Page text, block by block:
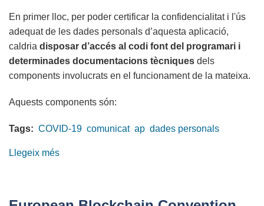
En primer lloc, per poder certificar la confidencialitat i l'ús
adequat de les dades personals d’aquesta aplicació,
caldria disposar d’accés al codi font del programari i
determinades documentacions tècniques dels
components involucrats en el funcionament de la mateixa.
Aquests components són:
Tags: COVID-19 comunicat ap dades personals
Llegeix més